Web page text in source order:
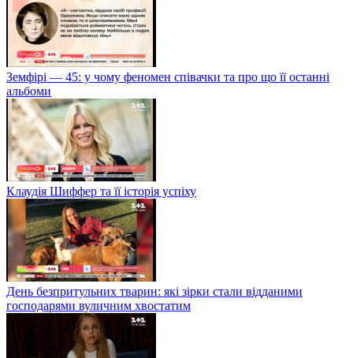
Земфірі — 45: у чому феномен співачки та про що її останні
альбоми
Клаудія Шиффер та її історія успіху
День безпритульних тварин: які зірки стали відданими
господарями вуличним хвостатим